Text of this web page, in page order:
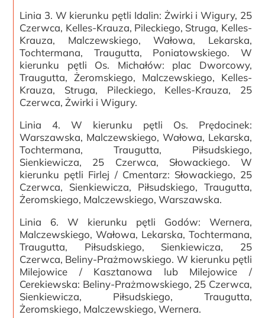
Linia 3. W kierunku pętli Idalin: Żwirki i Wigury, 25
Czerwca, Kelles-Krauza, Pileckiego, Struga, Kelles-
Krauza, Malczewskiego, Wałowa, Lekarska,
Tochtermana, Traugutta, Poniatowskiego. W
kierunku pętli Os. Michałów: plac Dworcowy,
Traugutta, Żeromskiego, Malczewskiego, Kelles-
Krauza, Struga, Pileckiego, Kelles-Krauza, 25
Czerwca, Żwirki i Wigury.
Linia 4. W kierunku pętli Os. Prędocinek:
Warszawska, Malczewskiego, Wałowa, Lekarska,
Tochtermana, Traugutta, Piłsudskiego,
Sienkiewicza, 25 Czerwca, Słowackiego. W
kierunku pętli Firlej / Cmentarz: Słowackiego, 25
Czerwca, Sienkiewicza, Piłsudskiego, Traugutta,
Żeromskiego, Malczewskiego, Warszawska.
Linia 6. W kierunku pętli Godów: Wernera,
Malczewskiego, Wałowa, Lekarska, Tochtermana,
Traugutta, Piłsudskiego, Sienkiewicza, 25
Czerwca, Beliny-Prażmowskiego. W kierunku pętli
Milejowice / Kasztanowa lub Milejowice /
Cerekiewska: Beliny-Prażmowskiego, 25 Czerwca,
Sienkiewicza, Piłsudskiego, Traugutta,
Żeromskiego, Malczewskiego, Wernera.